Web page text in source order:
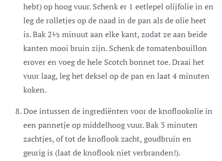
hebt) op hoog vuur. Schenk er 1 eetlepel olijfolie in en
leg de rolletjes op de naad in de pan als de olie heet
is. Bak 2½ minuut aan elke kant, zodat ze aan beide
kanten mooi bruin zijn. Schenk de tomatenbouillon
erover en voeg de hele Scotch bonnet toe. Draai het
vuur laag, leg het deksel op de pan en laat 4 minuten
koken.
Doe intussen de ingrediënten voor de knoflookolie in
een pannetje op middelhoog vuur. Bak 3 minuten
zachtjes, of tot de knoflook zacht, goudbruin en
geurig is (laat de knoflook niet verbranden!).